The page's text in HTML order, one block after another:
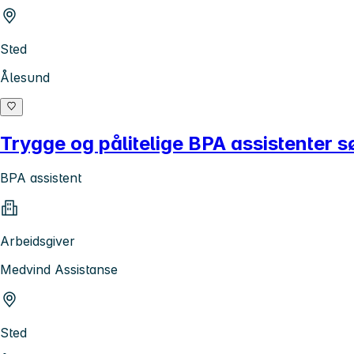
Sted
Ålesund
Trygge og pålitelige BPA assistenter
BPA assistent
Arbeidsgiver
Medvind Assistanse
Sted